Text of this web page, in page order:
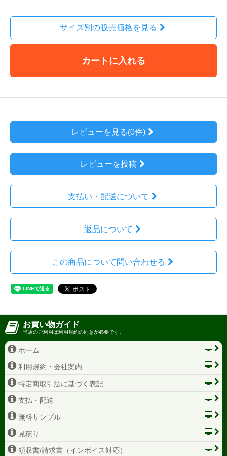
サイズ別の販売価格を見る
カートに入れる
レビューを見る(0件)
レビューを投稿
支払い・配送について
返品について
この商品について問い合わせる
お買い物ガイド
当店のご利用は利用規約の同意が必要です。
ホーム
利用規約・会社案内
特定商取引法に基づく表記
支払・配送
無料サンプル
見積り
領収書/請求書（インボイス対応）